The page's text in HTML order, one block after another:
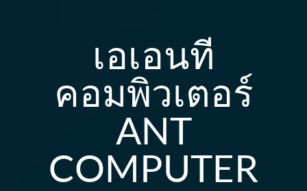
เอเอนที
คอมพิวเตอร์
ANT
COMPUTER